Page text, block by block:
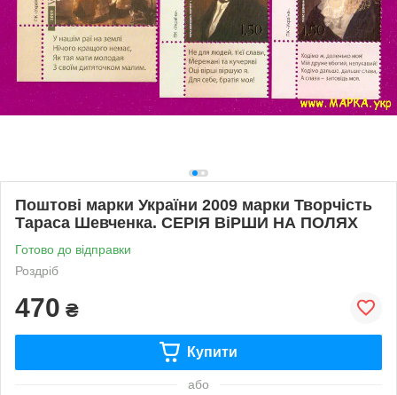
Поштові марки України 2009 марки Творчість
Тараса Шевченка. СЕРІЯ ВіРШИ НА ПОЛЯХ
Готово до відправки
Роздріб
470 ₴
Купити
або